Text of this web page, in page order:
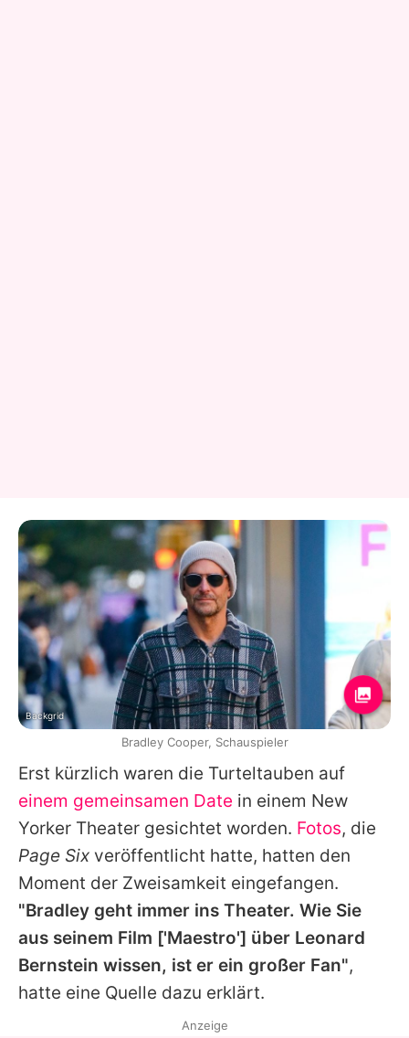
Erst kürzlich waren die Turteltauben auf
einem gemeinsamen Date in einem New
Yorker Theater gesichtet worden. Fotos, die
Page Six veröffentlicht hatte, hatten den
Moment der Zweisamkeit eingefangen.
"Bradley geht immer ins Theater. Wie Sie
aus seinem Film ['Maestro'] über Leonard
Bernstein wissen, ist er ein großer Fan",
hatte eine Quelle dazu erklärt.
Backgrid
Bradley Cooper, Schauspieler
Anzeige